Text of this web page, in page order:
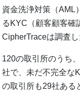
資金洗浄対策（AML
るKYC（顧客顧客確
CipherTraceは調査し
120の取引所のうち
社で、未だ不完全な
の取引所も29社ある